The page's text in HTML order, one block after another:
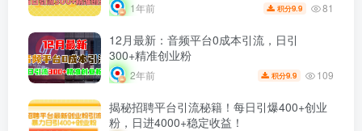
1年前 积分9.9 81
12月最新：音频平台0成本引流，日引
300+精准创业粉
2年前 积分9.9 109
揭秘招聘平台引流秘籍！每日引爆400+创业
粉，日进4000+稳定收益！